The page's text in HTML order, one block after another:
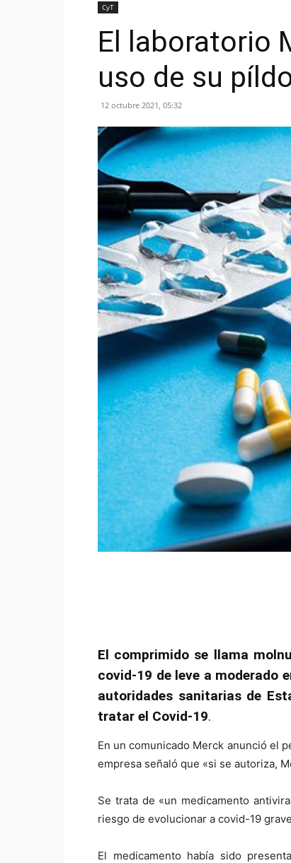
CyT
El laboratorio
uso de su
12 octubre 2021, 05:32
El comprimido se llama
covid-19 de leve a moderado
autoridades sanitarias de
tratar el Covid-19.
En un comunicado Merck anunció el
empresa señaló que «si se autoriza,
Se trata de «un medicamento
riesgo de evolucionar a covid-19
El medicamento había sido